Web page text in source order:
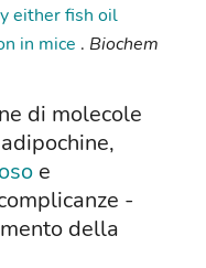
either fish oil
in mice . Biochem
di molecole
e
-
della